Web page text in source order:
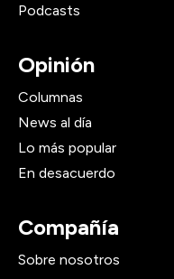
Podcasts
Opinión
Columnas
News al día
Lo más popular
En desacuerdo
Compañía
Sobre nosotros